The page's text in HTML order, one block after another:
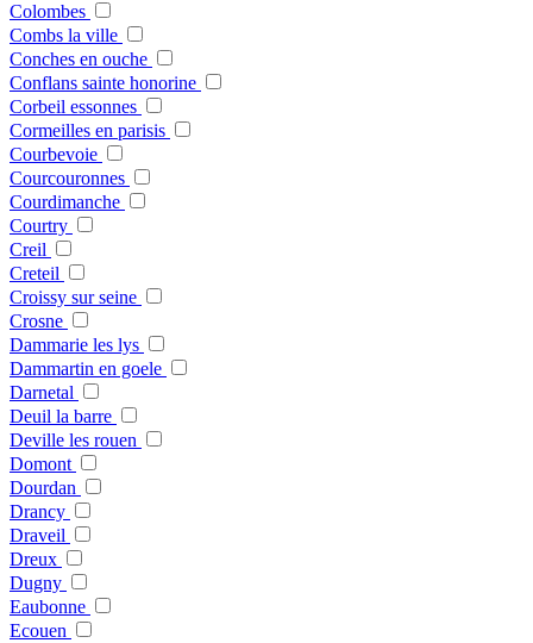
Colombes
Combs la ville
Conches en ouche
Conflans sainte honorine
Corbeil essonnes
Cormeilles en parisis
Courbevoie
Courcouronnes
Courdimanche
Courtry
Creil
Creteil
Croissy sur seine
Crosne
Dammarie les lys
Dammartin en goele
Darnetal
Deuil la barre
Deville les rouen
Domont
Dourdan
Drancy
Draveil
Dreux
Dugny
Eaubonne
Ecouen